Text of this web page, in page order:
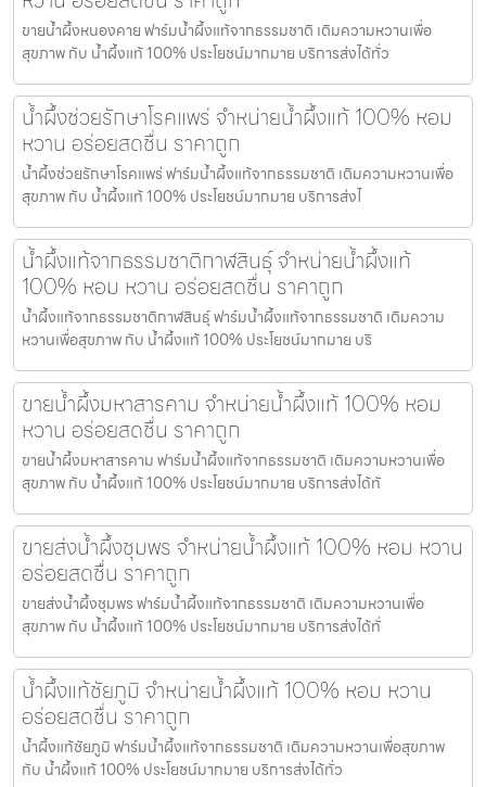
ขายน้ำผึ้งหนองคาย ฟาร์มน้ำผึ้งแท้จากธรรมชาติ เติมความหวานเพื่อ
สุขภาพ กับ น้ำผึ้งแท้ 100% ประโยชน์มากมาย บริการส่งได้ทั่ว
น้ำผึ้งช่วยรักษาโรคแพร่ จำหน่ายน้ำผึ้งแท้ 100% หอม
หวาน อร่อยสดชื่น ราคาถูก
น้ำผึ้งช่วยรักษาโรคแพร่ ฟาร์มน้ำผึ้งแท้จากธรรมชาติ เติมความหวานเพื่อ
สุขภาพ กับ น้ำผึ้งแท้ 100% ประโยชน์มากมาย บริการส่งไ
น้ำผึ้งแท้จากธรรมชาติกาฬสินธุ์ จำหน่ายน้ำผึ้งแท้
100% หอม หวาน อร่อยสดชื่น ราคาถูก
น้ำผึ้งแท้จากธรรมชาติกาฬสินธุ์ ฟาร์มน้ำผึ้งแท้จากธรรมชาติ เติมความ
หวานเพื่อสุขภาพ กับ น้ำผึ้งแท้ 100% ประโยชน์มากมาย บริ
ขายน้ำผึ้งมหาสารคาม จำหน่ายน้ำผึ้งแท้ 100% หอม
หวาน อร่อยสดชื่น ราคาถูก
ขายน้ำผึ้งมหาสารคาม ฟาร์มน้ำผึ้งแท้จากธรรมชาติ เติมความหวานเพื่อ
สุขภาพ กับ น้ำผึ้งแท้ 100% ประโยชน์มากมาย บริการส่งได้ทั
ขายส่งน้ำผึ้งชุมพร จำหน่ายน้ำผึ้งแท้ 100% หอม หวาน
อร่อยสดชื่น ราคาถูก
ขายส่งน้ำผึ้งชุมพร ฟาร์มน้ำผึ้งแท้จากธรรมชาติ เติมความหวานเพื่อ
สุขภาพ กับ น้ำผึ้งแท้ 100% ประโยชน์มากมาย บริการส่งได้ทั่
น้ำผึ้งแท้ชัยภูมิ จำหน่ายน้ำผึ้งแท้ 100% หอม หวาน
อร่อยสดชื่น ราคาถูก
น้ำผึ้งแท้ชัยภูมิ ฟาร์มน้ำผึ้งแท้จากธรรมชาติ เติมความหวานเพื่อสุขภาพ
กับ น้ำผึ้งแท้ 100% ประโยชน์มากมาย บริการส่งได้ทั่ว